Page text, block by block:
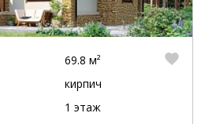
69.8 м²
кирпич
1 этаж